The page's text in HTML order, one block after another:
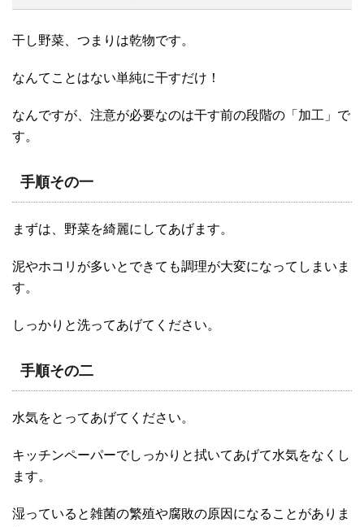
干し野菜、つまりは乾物です。
なんてことはない単純に干すだけ！
なんですが、注意が必要なのは干す前の段階の「加工」で
す。
手順その一
まずは、野菜を綺麗にしてあげます。
泥やホコリが多いとできても調理が大変になってしまいま
す。
しっかりと洗ってあげてください。
手順その二
水気をとってあげてください。
キッチンペーパーでしっかりと拭いてあげて水気をなくし
ます。
湿っていると雑菌の繁殖や腐敗の原因になることがありま